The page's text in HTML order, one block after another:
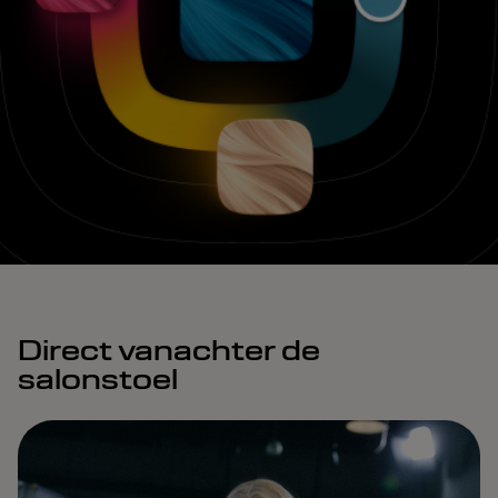
Direct vanachter de
salonstoel